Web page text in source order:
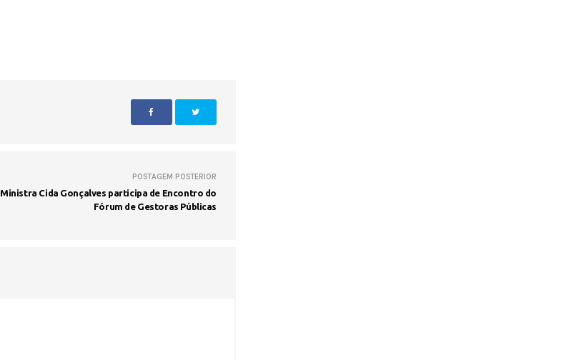
POSTAGEM POSTERIOR
Ministra Cida Gonçalves participa de Encontro do
Fórum de Gestoras Públicas